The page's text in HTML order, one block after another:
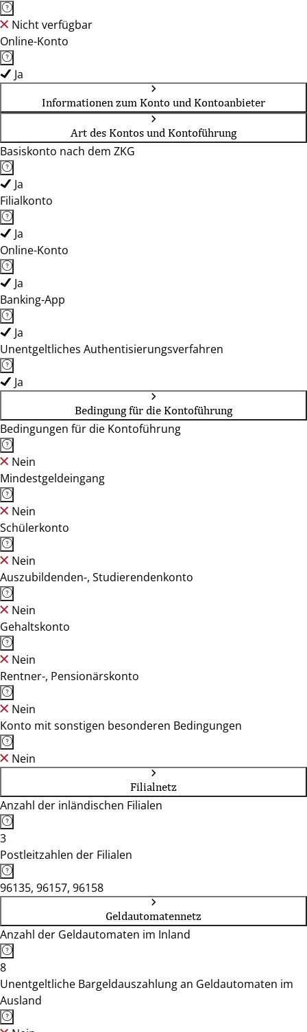
Nicht verfügbar
Online-Konto
Ja
Informationen zum Konto und Kontoanbieter
Art des Kontos und Kontoführung
Basiskonto nach dem ZKG
Ja
Filialkonto
Ja
Online-Konto
Ja
Banking-App
Ja
Unentgeltliches Authentisierungsverfahren
Ja
Bedingung für die Kontoführung
Bedingungen für die Kontoführung
Nein
Mindestgeldeingang
Nein
Schülerkonto
Nein
Auszubildenden-, Studierendenkonto
Nein
Gehaltskonto
Nein
Rentner-, Pensionärskonto
Nein
Konto mit sonstigen besonderen Bedingungen
Nein
Filialnetz
Anzahl der inländischen Filialen
3
Postleitzahlen der Filialen
96135, 96157, 96158
Geldautomatennetz
Anzahl der Geldautomaten im Inland
8
Unentgeltliche Bargeldauszahlung an Geldautomaten im
Ausland